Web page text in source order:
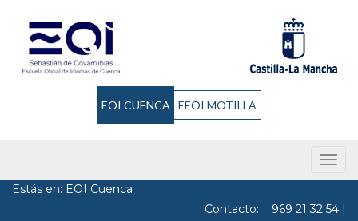
EOI CUENCA EEOI MOTILLA
Estás en: EOI Cuenca
Contacto: 969 21 32 54 |